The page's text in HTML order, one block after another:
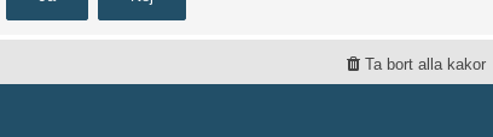
Ta bort alla kakor